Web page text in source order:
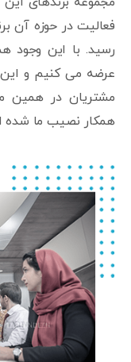
فعالیت در حوزه آن
رسید. با این وجود
عرضه می کنیم و
مشتریان در همین
همکار نصیب ما